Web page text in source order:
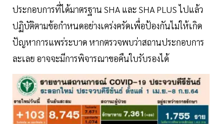
ประกอบการที่ได้มาตรฐาน SHA และ SHA PLUS ไปแล้ว
ปฏิบัติตามข้อกำหนดอย่างเคร่งครัดเพื่อป้องกันไม่ให้เกิด
ปัญหาการแพร่ระบาด หากตรวจพบว่าสถานประกอบการ
ละเลย อาจจะมีการพิจารณาขอคืนใบรับรองได้